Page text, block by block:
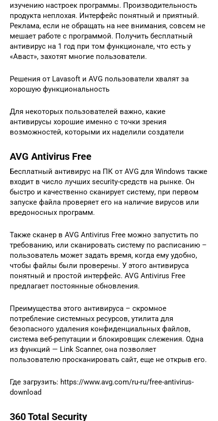
изучению настроек программы. Производительность
продукта неплохая. Интерфейс понятный и приятный.
Реклама, если не обращать на нее внимания, совсем не
мешает работе с программой. Получить бесплатный
антивирус на 1 год при том функционале, что есть у
«Аваст», захотят многие пользователи.
Решения от Lavasoft и AVG пользователи хвалят за
хорошую функциональность
Для некоторых пользователей важно, какие
антивирусы хорошие именно с точки зрения
возможностей, которыми их наделили создатели
AVG Antivirus Free
Бесплатный антивирус на ПК от AVG для Windows также
входит в число лучших security-средств на рынке. Он
быстро и качественно сканирует систему, при первом
запуске файла проверяет его на наличие вирусов или
вредоносных программ.
Также сканер в AVG Antivirus Free можно запустить по
требованию, или сканировать систему по расписанию –
пользователь может задать время, когда ему удобно,
чтобы файлы были проверены. У этого антивируса
понятный и простой интерфейс. AVG Antivirus Free
предлагает постоянные обновления.
Преимущества этого антивируса – скромное
потребление системных ресурсов, утилита для
безопасного удаления конфиденциальных файлов,
система веб-репутации и блокировщик слежения. Одна
из функций — Link Scanner, она позволяет
пользователю просканировать сайт, еще не открыв его.
Где загрузить: https://www.avg.com/ru-ru/free-antivirus-
download
360 Total Security